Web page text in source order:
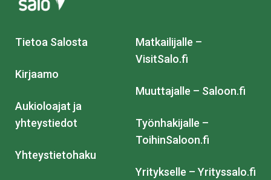
Tietoa Salosta
Kirjaamo
Aukioloajat ja
yhteystiedot
Yhteystietohaku
Matkailijalle –
VisitSalo.fi
Muuttajalle – Saloon.fi
Työnhakijalle –
ToihinSaloon.fi
Yritykselle – Yrityssalo.fi